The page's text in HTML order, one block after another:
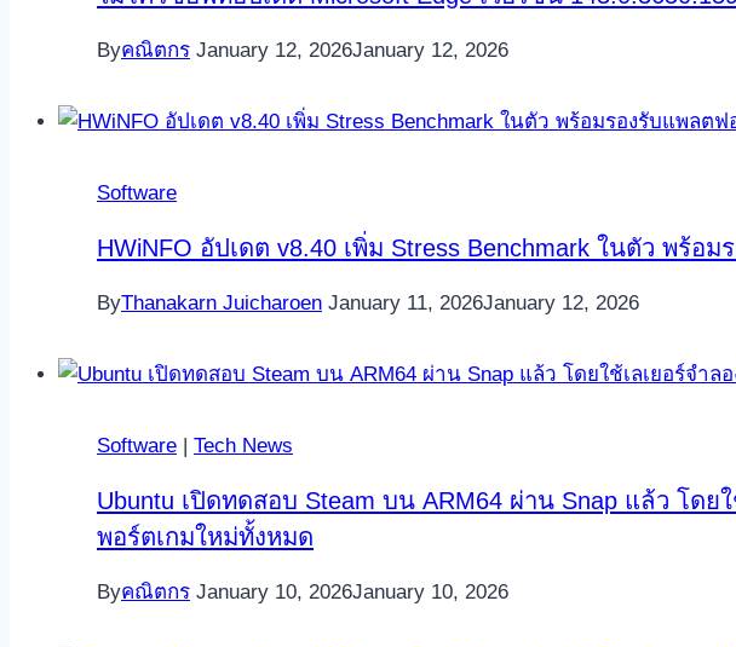
Byคณิตกร January 12, 2026January 12, 2026
Software
HWiNFO อัปเดต v8.40 เพิ่ม Stress Benchmark ในตัว พร้
ByThanakarn Juicharoen January 11, 2026January 12, 2026
Software | Tech News
Ubuntu เปิดทดสอบ Steam บน ARM64 ผ่าน Snap แล้ว โดย
พอร์ตเกมใหม่ทั้งหมด
Byคณิตกร January 10, 2026January 10, 2026